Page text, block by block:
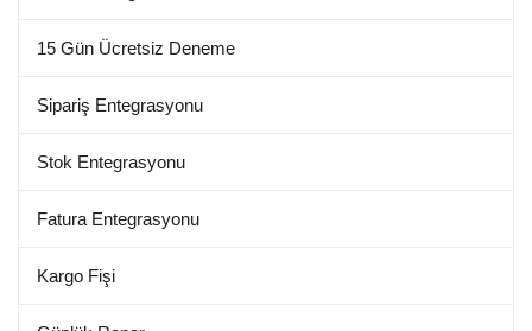
15 Gün Ücretsiz Deneme
Sipariş Entegrasyonu
Stok Entegrasyonu
Fatura Entegrasyonu
Kargo Fişi